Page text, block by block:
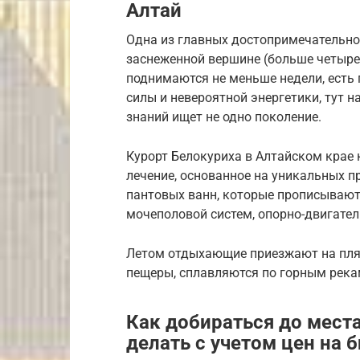
Алтай
Одна из главных
заснеженной вершине (больше
поднимаются не меньше недели,
силы и невероятной энергетики, тут
знаний ищет не одно поколение.
Курорт Белокуриха в Алтайском крае
лечение, основанное на уникальных
пантовых ванн, которые
мочеполовой систем, опорно-
Летом отдыхающие приезжают на
пещеры, сплавляются по горным
Как добираться до
делать с учетом цен на